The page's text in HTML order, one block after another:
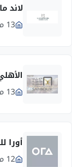
لاند
13 مشروع
13 مشروع
أورا
12 مشروع